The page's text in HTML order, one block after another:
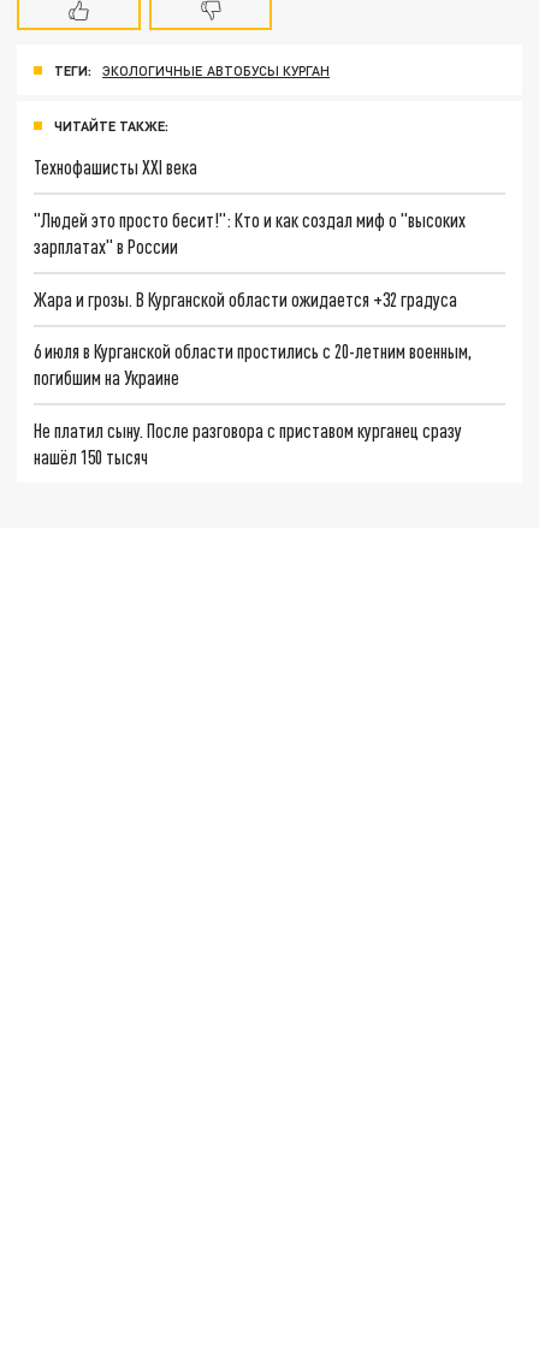
ТЕГИ: ЭКОЛОГИЧНЫЕ АВТОБУСЫ КУРГАН
ЧИТАЙТЕ ТАКЖЕ:
Технофашисты XXI века
"Людей это просто бесит!": Кто и как создал миф о "высоких
зарплатах" в России
Жара и грозы. В Курганской области ожидается +32 градуса
6 июля в Курганской области простились с 20-летним военным,
погибшим на Украине
Не платил сыну. После разговора с приставом курганец сразу
нашёл 150 тысяч